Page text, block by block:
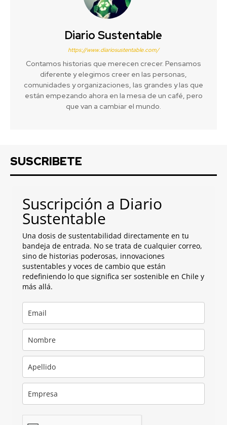
Diario Sustentable
https://www.diariosustentable.com/
Contamos historias que merecen crecer. Pensamos
diferente y elegimos creer en las personas,
comunidades y organizaciones, las grandes y las que
están empezando ahora en la mesa de un café, pero
que van a cambiar el mundo.
SUSCRIBETE
Suscripción a Diario
Sustentable
Una dosis de sustentabilidad directamente en tu
bandeja de entrada. No se trata de cualquier correo,
sino de historias poderosas, innovaciones
sustentables y voces de cambio que están
redefiniendo lo que significa ser sostenible en Chile y
más allá.